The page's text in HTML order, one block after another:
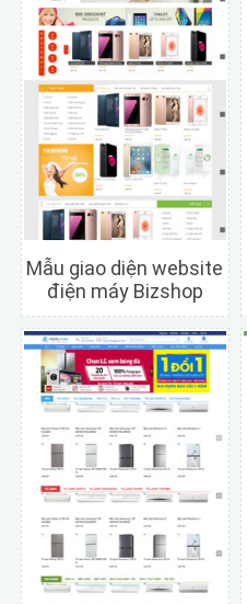
Mẫu giao diện website
điện máy Bizshop